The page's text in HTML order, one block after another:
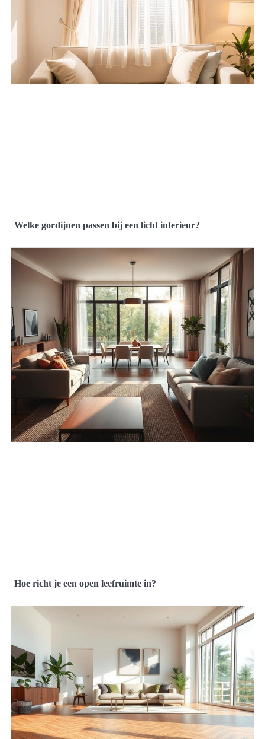
Welke gordijnen passen bij een licht interieur?
Hoe richt je een open leefruimte in?